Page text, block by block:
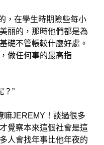
在學生時期險些每小
丽的，那時他們都是為
礎不管帳較什麼好處。
做任何事的最高指
”
JEREMY！談過很多
覺察本來這個社會是這
人會找年事比他年夜的